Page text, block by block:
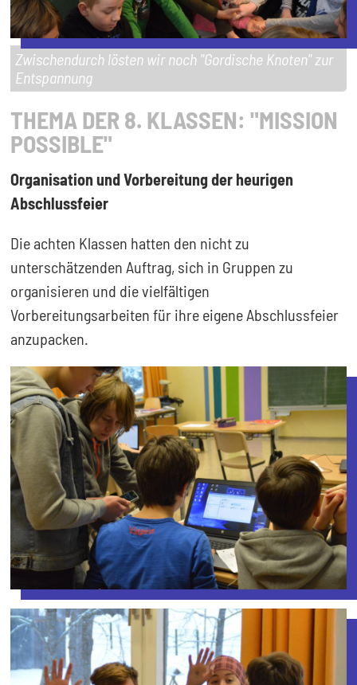
Zwischendurch lösten wir noch "Gordische Knoten" zur
Entspannung
THEMA DER 8. KLASSEN: "MISSION
POSSIBLE"
Organisation und Vorbereitung der heurigen
Abschlussfeier
Die achten Klassen hatten den nicht zu
unterschätzenden Auftrag, sich in Gruppen zu
organisieren und die vielfältigen
Vorbereitungsarbeiten für ihre eigene Abschlussfeier
anzupacken.